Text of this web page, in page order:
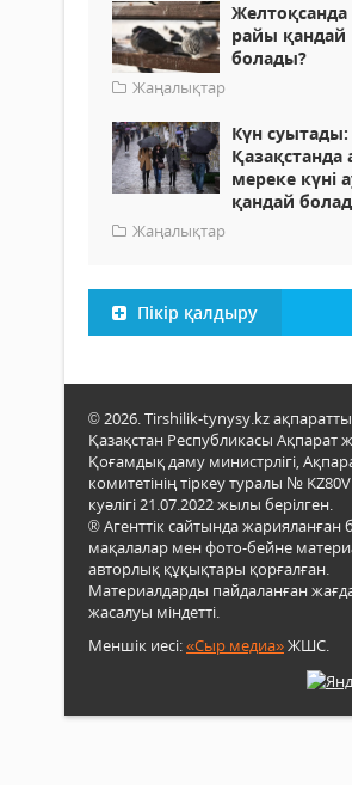
Желтоқсанда
райы қандай
болады?
Жаңалықтар
Күн суытады:
Қазақстанда
мереке күні
қандай
Жаңалықтар
Пікір қалдыру
© 2026. Tirshilik-tynysy.kz ақпараттық
Қазақстан Республикасы Ақпарат
Қоғамдық даму министрлігі,
комитетінің тіркеу туралы №
куәлігі 21.07.2022 жылы берілген.
® Агенттік сайтында жарияланған
мақалалар мен фото-бейне
авторлық құқықтары қорғалған.
Материалдарды пайдаланған
жасалуы міндетті.
Меншік иесі:«Сыр медиа»ЖШС.